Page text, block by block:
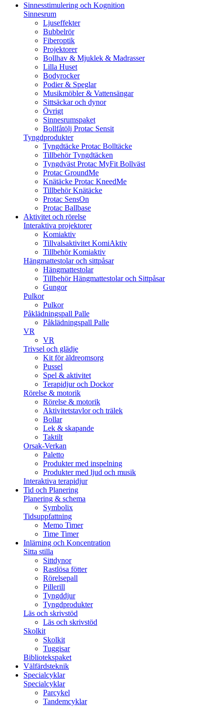
Sinnesstimulering och Kognition
Sinnesrum
Ljuseffekter
Bubbelrör
Fiberoptik
Projektorer
Bollhav & Mjuklek & Madrasser
Lilla Huset
Bodyrocker
Podier & Speglar
Musikmöbler & Vattensängar
Sittsäckar och dynor
Övrigt
Sinnesrumspaket
Bollfåtölj Protac Sensit
Tyngdprodukter
Tyngdtäcke Protac Bolltäcke
Tillbehör Tyngdtäcken
Tyngdväst Protac MyFit Bollväst
Protac GroundMe
Knätäcke Protac KneedMe
Tillbehör Knätäcke
Protac SensOn
Protac Ballbase
Aktivitet och rörelse
Interaktiva projektorer
Komiaktiv
Tillvalsaktivitet KomiAktiv
Tillbehör Komiaktiv
Hängmattestolar och sittpåsar
Hängmattestolar
Tillbehör Hängmattestolar och Sittpåsar
Gungor
Pulkor
Pulkor
Påklädningspall Palle
Påklädningspall Palle
VR
VR
Trivsel och glädje
Kit för äldreomsorg
Pussel
Spel & aktivitet
Terapidjur och Dockor
Rörelse & motorik
Rörelse & motorik
Aktivitetstavlor och trälek
Bollar
Lek & skapande
Taktilt
Orsak-Verkan
Paletto
Produkter med inspelning
Produkter med ljud och musik
Interaktiva terapidjur
Tid och Planering
Planering & schema
Symbolix
Tidsuppfattning
Memo Timer
Time Timer
Inlärning och Koncentration
Sitta stilla
Sittdynor
Rastlösa fötter
Rörelsepall
Pillerill
Tyngddjur
Tyngdprodukter
Läs och skrivstöd
Läs och skrivstöd
Skolkit
Skolkit
Tuggisar
Bibliotekspaket
Välfärdsteknik
Specialcyklar
Specialcyklar
Parcykel
Tandemcyklar